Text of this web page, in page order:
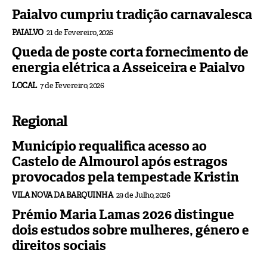
Paialvo cumpriu tradição carnavalesca
PAIALVO 21 de Fevereiro, 2026
Queda de poste corta fornecimento de
energia elétrica a Asseiceira e Paialvo
LOCAL 7 de Fevereiro, 2026
Regional
Município requalifica acesso ao
Castelo de Almourol após estragos
provocados pela tempestade Kristin
VILA NOVA DA BARQUINHA 29 de Julho, 2026
Prémio Maria Lamas 2026 distingue
dois estudos sobre mulheres, género e
direitos sociais